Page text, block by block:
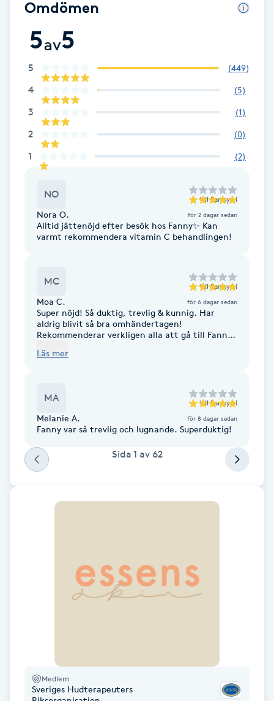
Fransk manikyr
Fransrengöring
Frekvensterapi
Friskvård
Friskvårdsmassage
Funktionsanalys
Gel naglar
Gravidmassage
Gravidyoga
Gua Sha-massage
Healing
Omdömen
5av5
5 (449)
4 (5)
3 (1)
2 (0)
1 (2)
NO till Fanny H
Nora O. för 2 dagar sedan
Alltid jättenöjd efter besök hos Fanny✨ Kan
varmt rekommendera vitamin C behandlingen!
MC till Fanny H
Moa C. för 6 dagar sedan
Super nöjd! Så duktig, trevlig & kunnig. Har
aldrig blivit så bra omhändertagen!
Rekommenderar verkligen alla att gå till Fanny.
Läs mer
MA till Fanny H
Melanie A. för 8 dagar sedan
Fanny var så trevlig och lugnande. Superduktig!
Sida 1 av 62
Medlem
Sveriges Hudterapeuters